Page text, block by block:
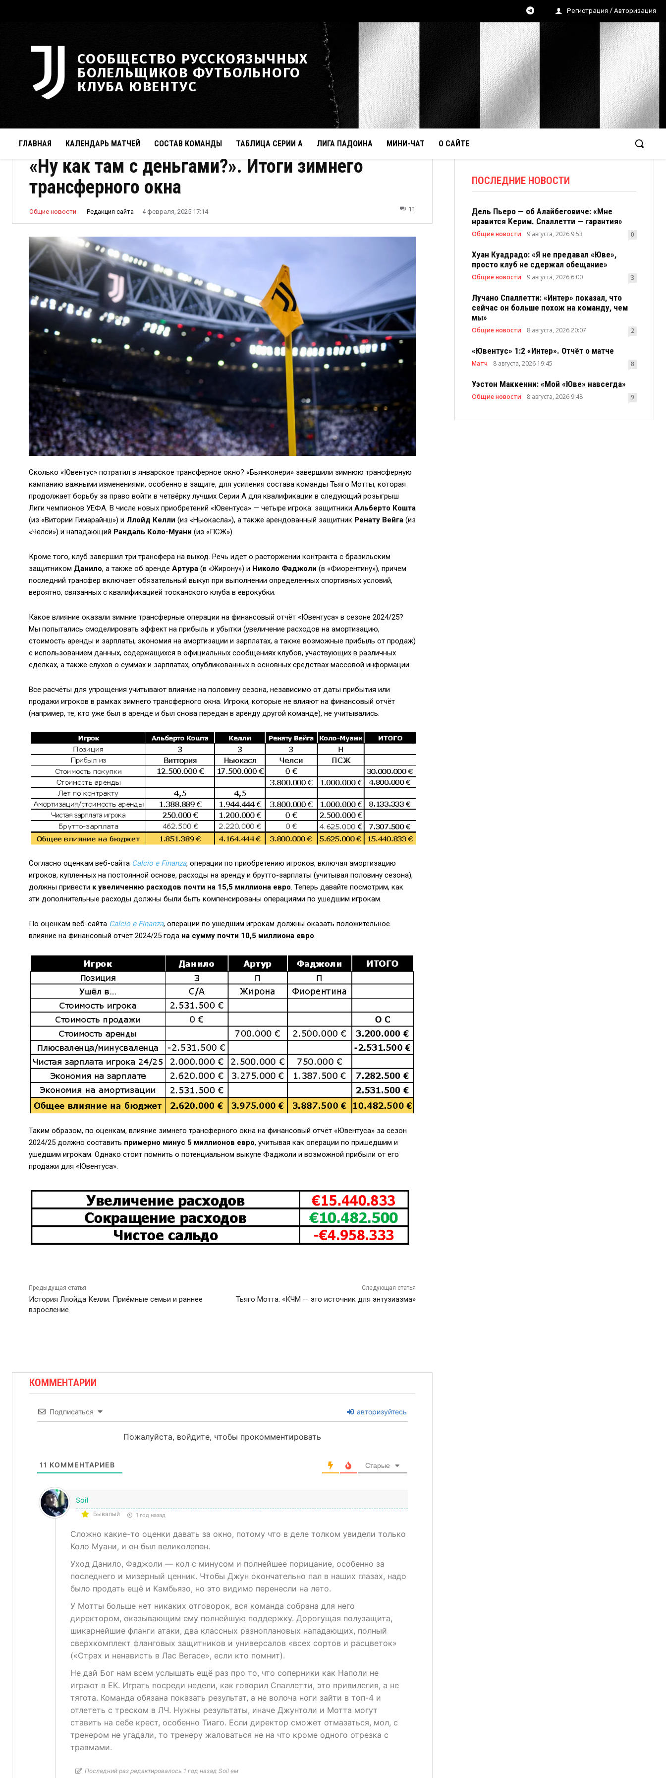
Регистрация / Авторизация
СООБЩЕСТВО РУССКОЯЗЫЧНЫХ
БОЛЕЛЬЩИКОВ ФУТБОЛЬНОГО
КЛУБА ЮВЕНТУС
ГЛАВНАЯ КАЛЕНДАРЬ МАТЧЕЙ СОСТАВ КОМАНДЫ ТАБЛИЦА СЕРИИ А ЛИГА ПАДОИНА МИНИ-ЧАТ О САЙТЕ
«Ну как там с деньгами?». Итоги зимнего
трансферного окна
Общие новости Редакция сайта 4 февраля, 2025 17:14 11
Сколько «Ювентус» потратил в январское трансферное окно? «Бьянконери» завершили зимнюю трансферную
кампанию важными изменениями, особенно в защите, для усиления состава команды Тьяго Мотты, которая
продолжает борьбу за право войти в четвёрку лучших Серии А для квалификации в следующий розыгрыш
Лиги чемпионов УЕФА. В числе новых приобретений «Ювентуса» — четыре игрока: защитники Альберто Кошта
(из «Витории Гимарайнш») и Ллойд Келли (из «Ньюкасла»), а также арендованный защитник Ренату Вейга (из
«Челси») и нападающий Рандаль Коло-Муани (из «ПСЖ»).
Кроме того, клуб завершил три трансфера на выход. Речь идет о расторжении контракта с бразильским
защитником Данило, а также об аренде Артура (в «Жирону») и Николо Фаджоли (в «Фиорентину»), причем
последний трансфер включает обязательный выкуп при выполнении определенных спортивных условий,
вероятно, связанных с квалификацией тосканского клуба в еврокубки.
Какое влияние оказали зимние трансферные операции на финансовый отчёт «Ювентуса» в сезоне 2024/25?
Мы попытались смоделировать эффект на прибыль и убытки (увеличение расходов на амортизацию,
стоимость аренды и зарплаты, экономия на амортизации и зарплатах, а также возможные прибыль от продаж)
с использованием данных, содержащихся в официальных сообщениях клубов, участвующих в различных
сделках, а также слухов о суммах и зарплатах, опубликованных в основных средствах массовой информации.
Все расчёты для упрощения учитывают влияние на половину сезона, независимо от даты прибытия или
продажи игроков в рамках зимнего трансферного окна. Игроки, которые не влияют на финансовый отчёт
(например, те, кто уже был в аренде и был снова передан в аренду другой команде), не учитывались.
Согласно оценкам веб-сайта Calcio e Finanza, операции по приобретению игроков, включая амортизацию
игроков, купленных на постоянной основе, расходы на аренду и брутто-зарплаты (учитывая половину сезона),
должны привести к увеличению расходов почти на 15,5 миллиона евро. Теперь давайте посмотрим, как
эти дополнительные расходы должны были быть компенсированы операциями по ушедшим игрокам.
По оценкам веб-сайта Calcio e Finanza, операции по ушедшим игрокам должны оказать положительное
влияние на финансовый отчёт 2024/25 года на сумму почти 10,5 миллиона евро.
Таким образом, по оценкам, влияние зимнего трансферного окна на финансовый отчёт «Ювентуса» за сезон
2024/25 должно составить примерно минус 5 миллионов евро, учитывая как операции по пришедшим и
ушедшим игрокам. Однако стоит помнить о потенциальном выкупе Фаджоли и возможной прибыли от его
продажи для «Ювентуса».
Предыдущая статья
История Ллойда Келли. Приёмные семьи и раннее
взросление
Следующая статья
Тьяго Мотта: «КЧМ — это источник для энтузиазма»
КОММЕНТАРИИ
Подписаться авторизуйтесь
Пожалуйста, войдите, чтобы прокомментировать
11 КОММЕНТАРИЕВ Старые
Soil
Бывалый 1 год назад
Сложно какие-то оценки давать за окно, потому что в деле толком увидели только
Коло Муани, и он был великолепен.
Уход Данило, Фаджоли — кол с минусом и полнейшее порицание, особенно за
последнего и мизерный ценник. Чтобы Джун окончательно пал в наших глазах, надо
было продать ещё и Камбьязо, но это видимо перенесли на лето.
У Мотты больше нет никаких отговорок, вся команда собрана для него
директором, оказывающим ему полнейшую поддержку. Дорогущая полузащита,
шикарнейшие фланги атаки, два классных разноплановых нападающих, полный
сверхкомплект фланговых защитников и универсалов «всех сортов и расцветок»
(«Страх и ненависть в Лас Вегасе», если кто помнит).
Не дай Бог нам всем услышать ещё раз про то, что соперники как Наполи не
играют в ЕК. Играть посреди недели, как говорил Спаллетти, это привилегия, а не
тягота. Команда обязана показать результат, а не волоча ноги зайти в топ-4 и
отлететь с треском в ЛЧ. Нужны результаты, иначе Джунтоли и Мотта могут
ставить на себе крест, особенно Тиаго. Если директор сможет отмазаться, мол, с
тренером не угадали, то тренеру жаловаться не на что кроме одного отрезка с
травмами.
Последний раз редактировалось 1 год назад Soil ем
ПОСЛЕДНИЕ НОВОСТИ
Дель Пьеро — об Алайбеговиче: «Мне
нравится Керим. Спаллетти — гарантия»
Общие новости 9 августа, 2026 9:53 0
Хуан Куадрадо: «Я не предавал «Юве»,
просто клуб не сдержал обещание»
Общие новости 9 августа, 2026 6:00 3
Лучано Спаллетти: «Интер» показал, что
сейчас он больше похож на команду, чем
мы»
Общие новости 8 августа, 2026 20:07 2
«Ювентус» 1:2 «Интер». Отчёт о матче
Матч 8 августа, 2026 19:45 8
Уэстон Маккенни: «Мой «Юве» навсегда»
Общие новости 8 августа, 2026 9:48 9